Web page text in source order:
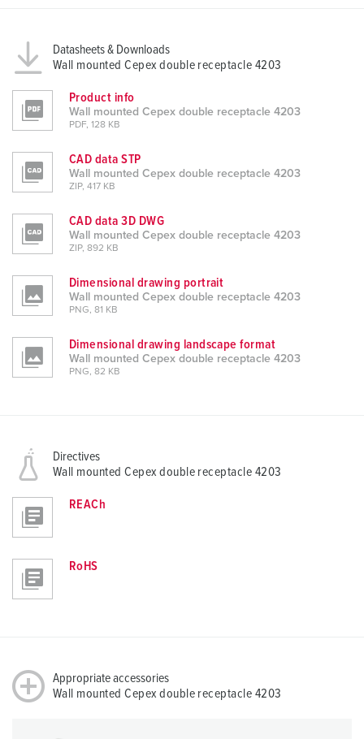
Datasheets & Downloads
Wall mounted Cepex double receptacle 4203
Product info
Wall mounted Cepex double receptacle 4203
PDF, 128 KB
CAD data STP
Wall mounted Cepex double receptacle 4203
ZIP, 417 KB
CAD data 3D DWG
Wall mounted Cepex double receptacle 4203
ZIP, 892 KB
Dimensional drawing portrait
Wall mounted Cepex double receptacle 4203
PNG, 81 KB
Dimensional drawing landscape format
Wall mounted Cepex double receptacle 4203
PNG, 82 KB
Directives
Wall mounted Cepex double receptacle 4203
REACh
RoHS
Appropriate accessories
Wall mounted Cepex double receptacle 4203